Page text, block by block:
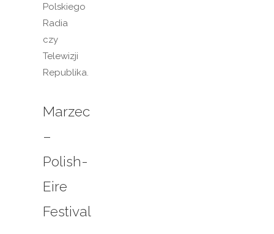
Polskiego
Radia
czy
Telewizji
Republika.
Marzec
–
Polish-
Eire
Festival